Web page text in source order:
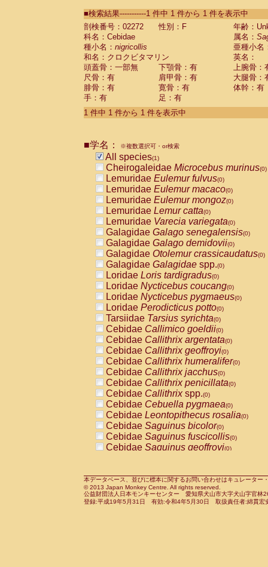
CebidaeSaguinus labiatus(0)
Cebidae Saguinus leucopus (0)
Cebidae
CebidaeSaguinus mystax
CebidaeSaguinus nigricollis (1)
Cebidae Saguinus oedipus
Cebidae Saguinus weddelli
Cebidae Saguinusspp.
Cebidae Aotus trivirgatus
Cebidae Cebus albifrons
CebidaeCebus nigrivittatus
CebidaeCebus
CebidaeSaimiri boliviensis(0)
CebidaeSaimiri sciureus(0)
AtelidaeAlouatta caraya(0)
AtelidaeAlouatta fusca(0)
AtelidaeAlouatta seniculus
AtelidaeAlouattaspp.(0)
AtelidaeAteles belzebuth(0)
AtelidaeAteles geoffroyi(0)
AtelidaeAteles paniscus(0)
AtelidaeAtelesspp.(0)
Atelidae Lagothrix lagothricha
AtelidaeLagothrix lagothricha cana
PitheciidaeCacajao calvus
PitheciidaeCallicebus cupreus
PitheciidaeCallicebus donacophilus
PitheciidaeCallicebus moloch
PitheciidaeCallicebus torquatus
PitheciidaeCallicebusspp.(0)
PitheciidaeChiropotes satanas(0)
PitheciidaePithecia monachus
PitheciidaePithecia pithecia(0)
CercopithecidaeCercocebus agilis
CercopithecidaeCercocebus
CercopithecidaeCercocebus
CercopithecidaeCercocebus
CercopithecidaeCercocebus
CercopithecidaeCercocebushybrid
CercopithecidaePapio anubis(0)
CercopithecidaePapio cynocephalus
CercopithecidaePapio hamadryas(0)
■検索結果-----------1 件中 1 件から 1 件を表示中
剖検番号：02272
性別：F
年齢：
科名：Cebidae
属名：
種小名： nigricollis
亜種小名
和名：クロクビタマリン
英名：
頭蓋骨：一部無
下顎骨：有
上腕骨：
尺骨：有
肩甲骨：有
大腿骨：
腓骨：有
寛骨：有
体幹：有
手：有
足：有
1 件中 1 件から 1 件を表示中
■学名： ※複数選択可・or検索
All species(1)
Cheirogaleidae Microcebus murinus(0)
Lemuridae Eulemur fulvus(0)
Lemuridae Eulemur macaco(0)
Lemuridae Eulemur mongoz(0)
Lemuridae Lemur catta(0)
Lemuridae Varecia variegata(0)
Galagidae Galago senegalensis(0)
Galagidae Galago demidovii(0)
Galagidae Otolemur crassicaudatus(0)
Galagidae Galagidae spp.(0)
Loridae Loris tardigradus(0)
Loridae Nycticebus coucang(0)
Loridae Nycticebus pygmaeus(0)
Loridae Perodicticus potto(0)
Tarsiidae Tarsius syrichta(0)
Cebidae Callimico goeldii(0)
Cebidae Callithrix argentata(0)
Cebidae Callithrix geoffroyi(0)
Cebidae Callithrix humeralifer(0)
Cebidae Callithrix jacchus(0)
Cebidae Callithrix penicillata(0)
Cebidae Callithrixspp.(0)
Cebidae Cebuella pygmaea(0)
Cebidae Leontopithecus rosalia(0)
Cebidae Saguinus bicolor(0)
Cebidae Saguinus fuscicollis(0)
Cebidae Saguinus geoffroyi(0)
CebidaeSaguinus leucopus(0)
CebidaeSaguinus midas(0)
Cebidae Saguinus mystax(0)
本データベース、並びに標本に関するお問い合わせはキュレータ
© 2013 Japan Monkey Centre. All rights reserved.
公益財団法人日本モンキーセンター 愛知県犬山市大字犬山字官
登録:平成19年5月31日 有効:令和4年5月30日 取扱責任者:綿貫宏